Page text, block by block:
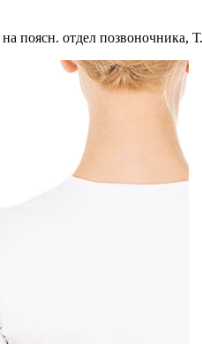
поясн. отдел позвоночника,